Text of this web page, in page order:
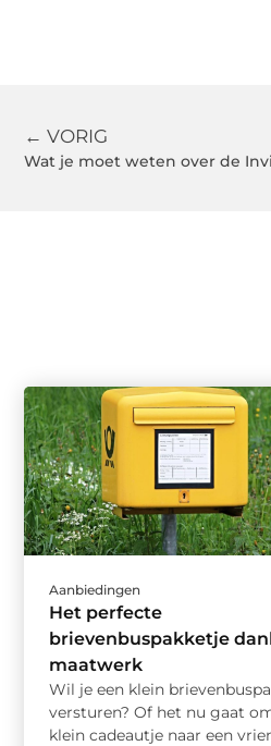
← VORIG
Wat je moet weten over de
Aanbiedingen
Het perfecte
brievenbuspakketje
maatwerk
Wil je een klein
versturen? Of het nu gaat
klein cadeautje naar een